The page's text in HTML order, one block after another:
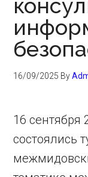
16/09/2025 By
16 сентября
состоялись